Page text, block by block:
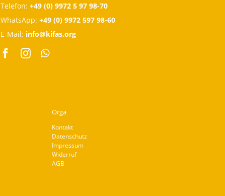
Telefon:+49 (0) 9972 5 97 98-70
WhatsApp:+49 (0) 9972 597 98-60
E-Mail: info@kifas.org
Orga
Kontakt
Datenschutz
Impressum
Widerruf
AGB